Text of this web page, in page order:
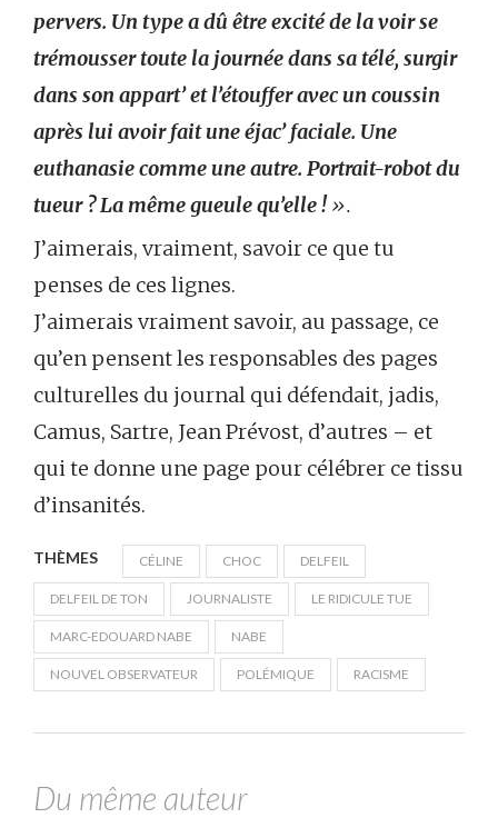
pervers. Un type a dû être excité de la voir se
trémousser toute la journée dans sa télé, surgir
dans son appart’ et l’étouffer avec un coussin
après lui avoir fait une éjac’ faciale. Une
euthanasie comme une autre. Portrait-robot du
tueur ? La même gueule qu’elle ! ».
J’aimerais, vraiment, savoir ce que tu
penses de ces lignes.
J’aimerais vraiment savoir, au passage, ce
qu’en pensent les responsables des pages
culturelles du journal qui défendait, jadis,
Camus, Sartre, Jean Prévost, d’autres – et
qui te donne une page pour célébrer ce tissu
d’insanités.
THÈMES CÉLINE CHOC DELFEIL
DELFEIL DE TON JOURNALISTE LE RIDICULE TUE
MARC-EDOUARD NABE NABE
NOUVEL OBSERVATEUR POLÉMIQUE RACISME
Du même auteur